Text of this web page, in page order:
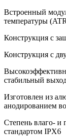
Встроенный
температуры
Конструкция с
Конструкция с
стабильный
Изготовлен из
анодированием
Степень влаго- и
стандартом IPX6